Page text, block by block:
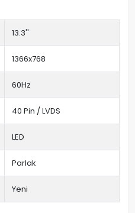
13.3''
1366x768
60Hz
40 Pin / LVDS
LED
Parlak
Yeni